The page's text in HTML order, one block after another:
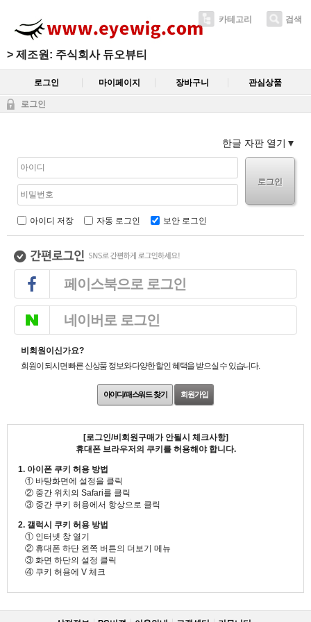
> 제조원: 주식회사 듀오뷰티
카테고리 검색
로그인 마이페이지 장바구니 관심상품
로그인
한글 자판 열기
로그인
아이디 저장 자동 로그인 보안 로그인
페이스북으로 로그인
네이버로 로그인
비회원이신가요?
회원이 되시면 빠른 신상품 정보와 다양한 할인 혜택을 받으실 수 있습니다.
아이디/패스워드 찾기 회원가입
[로그인/비회원구매가 안될시 체크사항]
휴대폰 브라우저의 쿠키를 허용해야 합니다.
1. 아이폰 쿠키 허용 방법
① 바탕화면에 설정을 클릭
② 중간 위치의 Safari를 클릭
③ 중간 쿠키 허용에서 항상으로 클릭
2. 갤럭시 쿠키 허용 방법
① 인터넷 창 열기
② 휴대폰 하단 왼쪽 버튼의 더보기 메뉴
③ 화면 하단의 설정 클릭
④ 쿠키 허용에 V 체크